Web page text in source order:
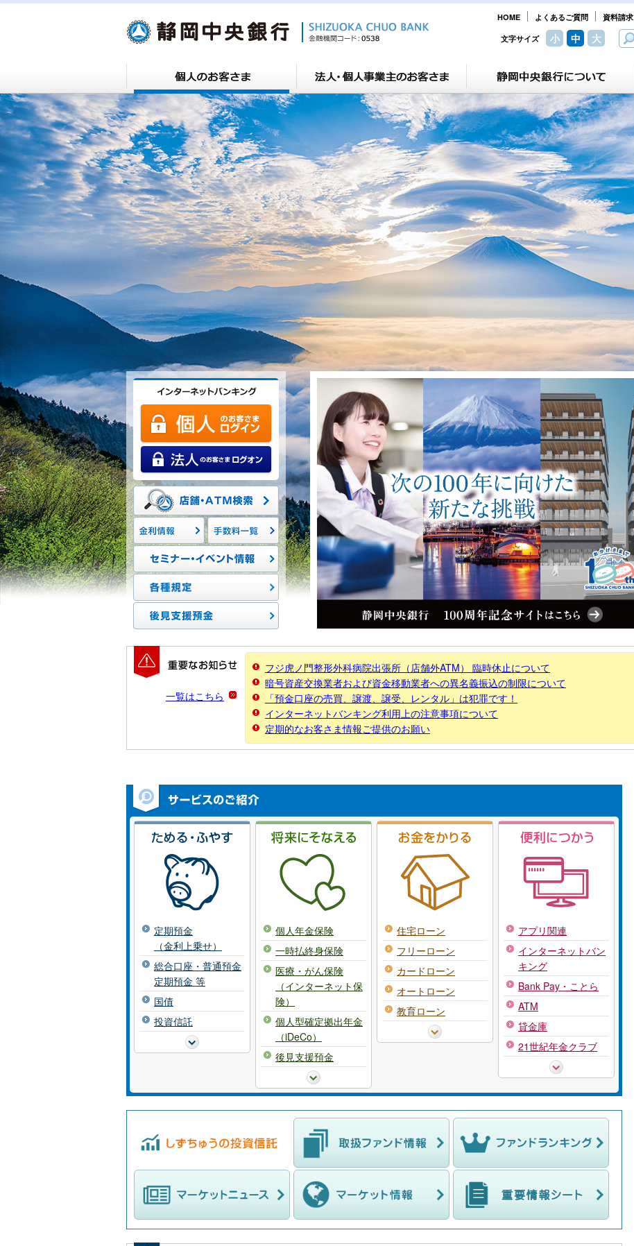
資料請求
よくあるご質問
HOME
文字サイズ 小 中 大
フジ虎ノ門整形外科病院出張所（店舗外ATM） 臨時休止について
暗号資産交換業者および資金移動業者への異名義振込の制限について
「預金口座の売買、譲渡、譲受、レンタル」は犯罪です！
インターネットバンキング利用上の注意事項について
定期的なお客さま情報ご提供のお願い
一覧はこちら
定期預金
（金利上乗せ）
総合口座・普通預金
定期預金 等
国債
投資信託
個人年金保険
一時払終身保険
医療・がん保険
（インターネット保
険）
個人型確定拠出年金
（iDeCo）
後見支援預金
住宅ローン
フリーローン
カードローン
オートローン
教育ローン
アプリ関連
インターネットバン
キング
Bank Pay・ことら
ATM
貸金庫
21世紀年金クラブ